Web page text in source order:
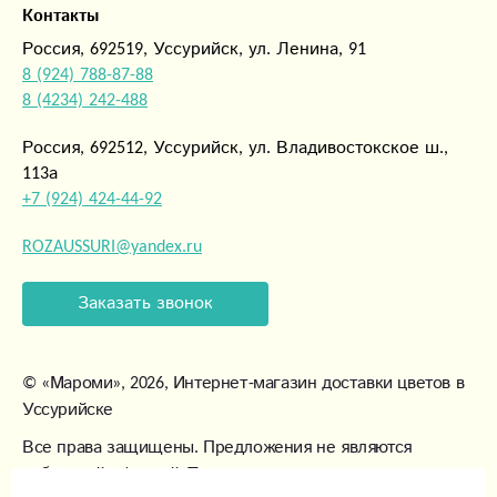
Контакты
Россия, 692519, Уссурийск, ул. Ленина, 91
8 (924) 788-87-88
8 (4234) 242-488
Россия, 692512, Уссурийск, ул. Владивостокское ш.,
113а
+7 (924) 424-44-92
ROZAUSSURI@yandex.ru
Заказать звонок
© «Мароми», 2026, Интернет-магазин доставки цветов в
Уссурийске
Все права защищены. Предложения не являются
публичной офертой. Товары могут незначительно